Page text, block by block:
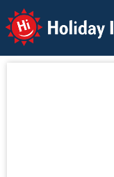
Holiday Info